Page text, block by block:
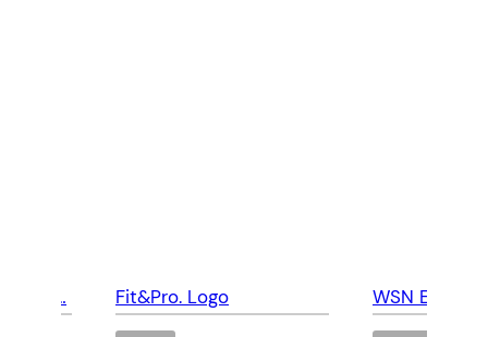
Ma… Fit&Pro. Logo WSN EDI &